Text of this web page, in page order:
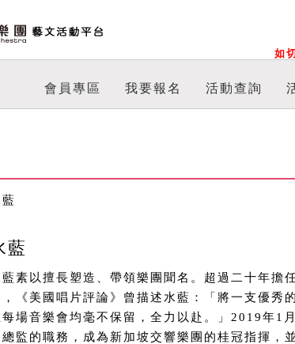
如
會員專區 我要報名 活動查詢
藍
藍素以擅長塑造、帶領樂團聞名。超過二十年擔
，《美國唱片評論》曾描述水藍：「將一支優秀
每場音樂會均毫不保留，全力以赴。」2019年1
總監的職務，成為新加坡交響樂團的桂冠指揮，